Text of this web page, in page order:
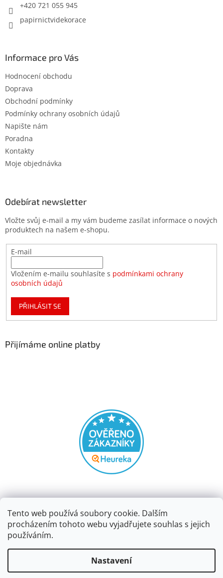
Tento web používá soubory cookie. Dalším
procházením tohoto webu vyjadřujete souhlas s jejich
používáním.
Nastavení
+420 721 055 945
papirnictvidekorace
Informace pro Vás
Hodnocení obchodu
Doprava
Obchodní podmínky
Podmínky ochrany osobních údajů
Napište nám
Poradna
Kontakty
Moje objednávka
Odebírat newsletter
Vložte svůj e-mail a my vám budeme zasílat informace o nových
produktech na našem e-shopu.
E-mail
Vložením e-mailu souhlasíte s podmínkami ochrany
osobních údajů
PŘIHLÁSIT SE
Přijímáme online platby